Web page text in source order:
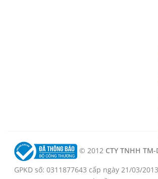
© 2012 CTY TNHH
GPKD số: 0311877643 cấp ngày 21/03/